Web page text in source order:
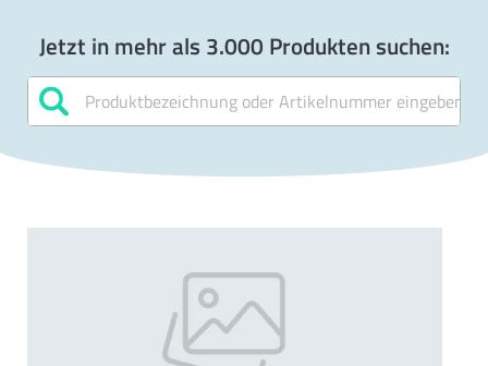
Jetzt in mehr als 3.000 Produkten suchen: